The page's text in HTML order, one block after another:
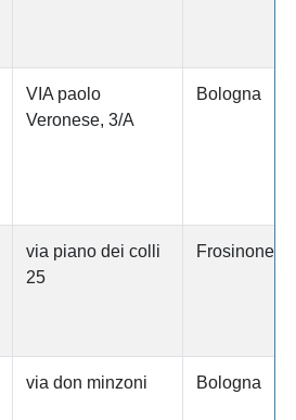
VIA paolo
Veronese, 3/A
Bologna
via piano dei colli
25
Frosinone
via don minzoni Bologna